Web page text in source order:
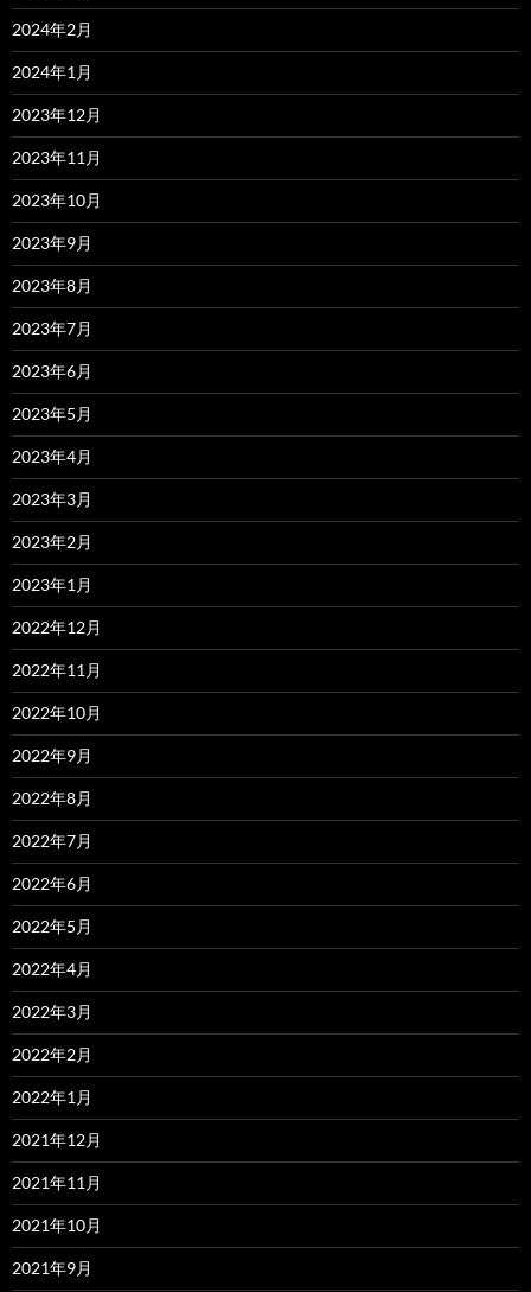
2024年2月
2024年1月
2023年12月
2023年11月
2023年10月
2023年9月
2023年8月
2023年7月
2023年6月
2023年5月
2023年4月
2023年3月
2023年2月
2023年1月
2022年12月
2022年11月
2022年10月
2022年9月
2022年8月
2022年7月
2022年6月
2022年5月
2022年4月
2022年3月
2022年2月
2022年1月
2021年12月
2021年11月
2021年10月
2021年9月